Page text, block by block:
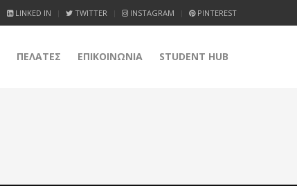
LINKED IN TWITTER INSTAGRAM PINTEREST
ΠΕΛΑΤΕΣ ΕΠΙΚΟΙΝΩΝΙΑ STUDENT HUB